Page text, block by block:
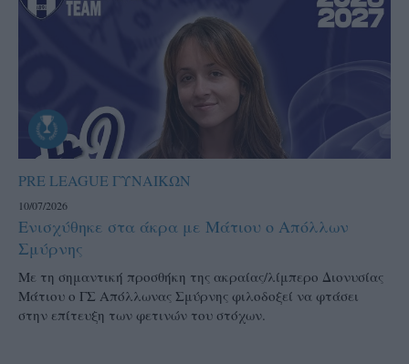
PRE LEAGUE ΓΥΝΑΙΚΩΝ
10/07/2026
Ενισχύθηκε στα άκρα με Μάτιου ο Απόλλων
Σμύρνης
Με τη σημαντική προσθήκη της ακραίας/λίμπερο Διονυσίας
Μάτιου ο ΓΣ Απόλλωνας Σμύρνης φιλοδοξεί να φτάσει
στην επίτευξη των φετινών του στόχων.